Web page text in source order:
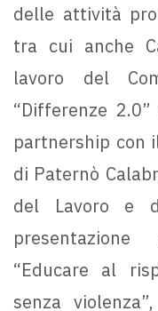
delle attività
tra cui anche
lavoro del
“Differenze
partnership con
di Paternò
del Lavoro e
“Educare al
senza